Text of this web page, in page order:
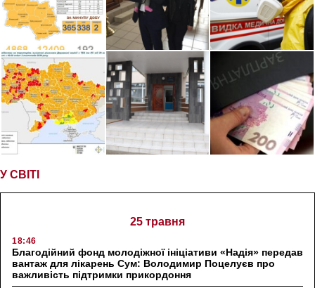
У СВІТІ
25 травня
18:46
Благодійний фонд молодіжної ініціативи «Надія» передав
вантаж для лікарень Сум: Володимир Поцелуєв про
важливість підтримки прикордоння